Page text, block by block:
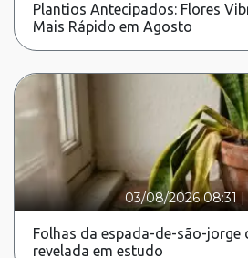
Plantios Antecipados: Flores
Mais Rápido em Agosto
03/08/2026 08:31 |
Folhas da espada-de-são-jorge
revelada em estudo